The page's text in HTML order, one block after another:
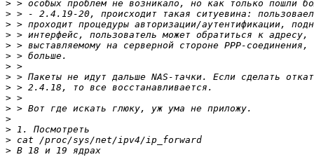
>
>
>
>
>
>
>
>
>
>
>
>
>
>
>